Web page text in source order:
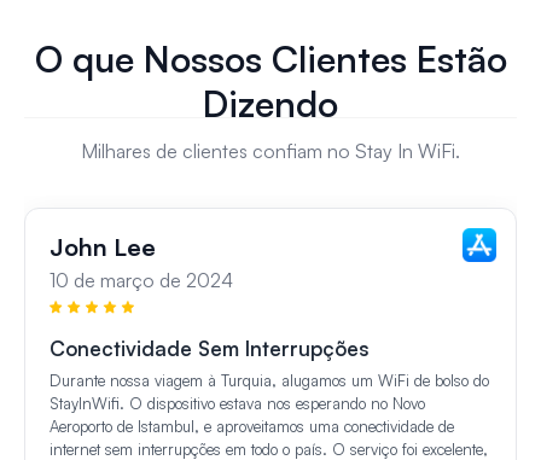
O que Nossos Clientes Estão
Dizendo
Milhares de clientes confiam no Stay In WiFi.
John Lee
10 de março de 2024
Conectividade Sem Interrupções
Durante nossa viagem à Turquia, alugamos um WiFi de bolso do
StayInWifi. O dispositivo estava nos esperando no Novo
Aeroporto de Istambul, e aproveitamos uma conectividade de
internet sem interrupções em todo o país. O serviço foi excelente,